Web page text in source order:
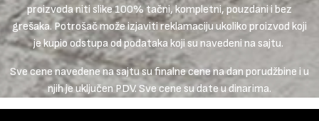
proizvoda niti slike 100% tačni, kompletni, pouzdani i bez
grešaka. Potrošač može izjaviti reklamaciju ukoliko proizvod koji
je kupio odstupa od podataka koji su navedeni na sajtu.
Sve cene navedene na sajtu su finalne cene na dan porudžbine i u
njih je uključen PDV. Sve cene su date u dinarima.